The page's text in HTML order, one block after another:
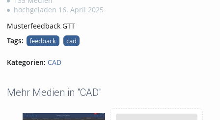
hochgeladen 16. April 2025
Musterfeedback GTT
Tags:
feedback cad
Kategorien: CAD
Mehr Medien in "CAD"